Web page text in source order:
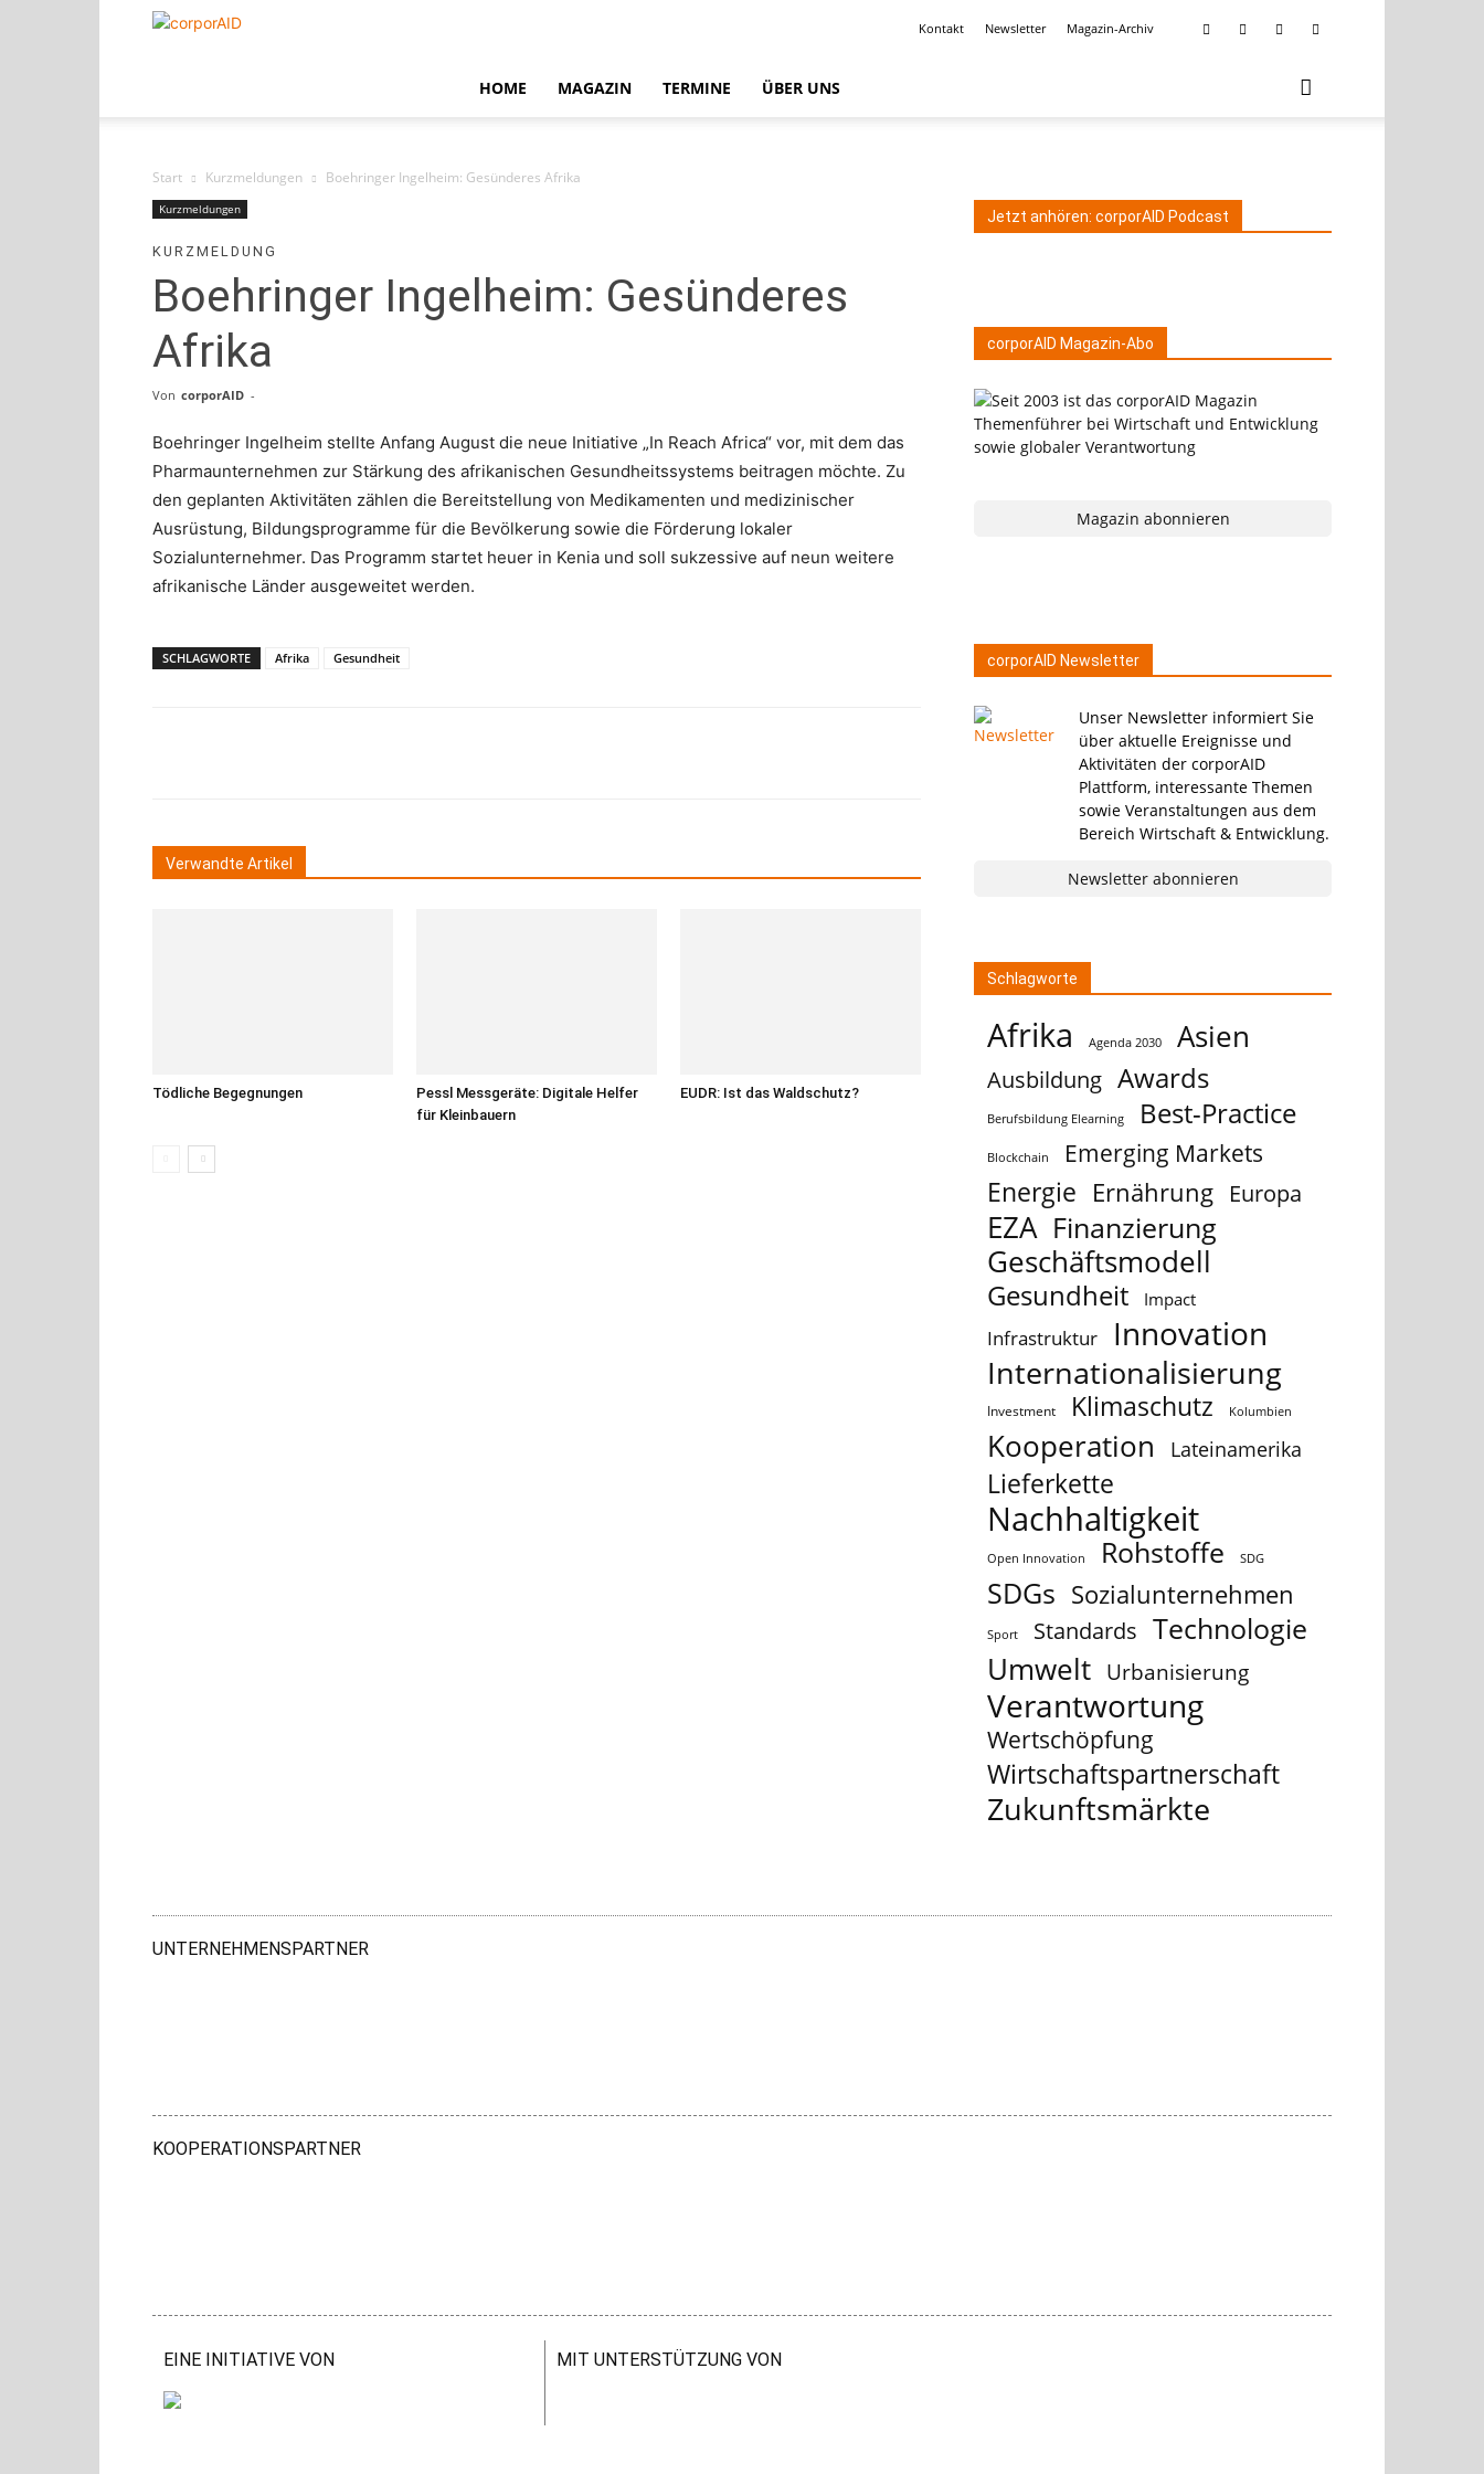
corporAID
Kontakt Newsletter Magazin-Archiv
HOME MAGAZIN TERMINE ÜBER UNS
Start Kurzmeldungen Boehringer Ingelheim: Gesünderes Afrika
Kurzmeldungen
KURZMELDUNG
Boehringer Ingelheim: Gesünderes
Afrika
Von corporAID -
Boehringer Ingelheim stellte Anfang August die neue Initiative „In Reach Africa“ vor, mit dem das
Pharmaunternehmen zur Stärkung des afrikanischen Gesundheitssystems beitragen möchte. Zu
den geplanten Aktivitäten zählen die Bereitstellung von Medikamenten und medizinischer
Ausrüstung, Bildungsprogramme für die Bevölkerung sowie die Förderung lokaler
Sozialunternehmer. Das Programm startet heuer in Kenia und soll sukzessive auf neun weitere
afrikanische Länder ausgeweitet werden.
SCHLAGWORTE Afrika Gesundheit
Verwandte Artikel
Tödliche Begegnungen
Pessl Messgeräte: Digitale Helfer
für Kleinbauern
EUDR: Ist das Waldschutz?
Jetzt anhören: corporAID Podcast
corporAID Magazin-Abo
Magazin abonnieren
corporAID Newsletter
Unser Newsletter informiert Sie
über aktuelle Ereignisse und
Aktivitäten der corporAID
Plattform, interessante Themen
sowie Veranstaltungen aus dem
Bereich Wirtschaft & Entwicklung.
Newsletter abonnieren
Schlagworte
Afrika Agenda 2030 Asien
Ausbildung Awards
Berufsbildung Elearning Best-Practice
Blockchain Emerging Markets
Energie Ernährung Europa
EZA Finanzierung
Geschäftsmodell
Gesundheit Impact
Infrastruktur Innovation
Internationalisierung
Investment Klimaschutz Kolumbien
Kooperation Lateinamerika
Lieferkette
Nachhaltigkeit
Open Innovation Rohstoffe SDG
SDGs Sozialunternehmen
Sport Standards Technologie
Umwelt Urbanisierung
Verantwortung
Wertschöpfung
Wirtschaftspartnerschaft
Zukunftsmärkte
UNTERNEHMENSPARTNER
KOOPERATIONSPARTNER
EINE INITIATIVE VON MIT UNTERSTÜTZUNG VON